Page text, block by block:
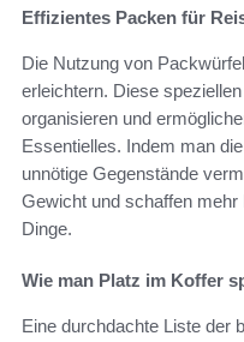
Effizientes Packen für
Die Nutzung von
erleichtern. Diese
organisieren und
Essentielles. Indem man
unnötige Gegenstände
Gewicht und schaffen
Dinge.
Wie man Platz im Koffer
Eine durchdachte Liste der